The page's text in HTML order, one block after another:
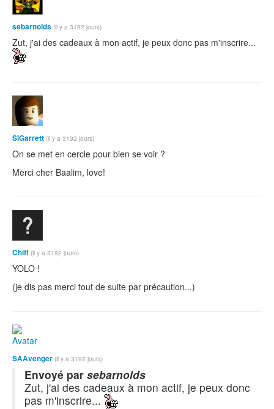
sebarnolds (il y a 3192 jours)
Zut, j'ai des cadeaux à mon actif, je peux donc pas m'inscrire...
SiGarrett (il y a 3192 jours)
On se met en cercle pour bien se voir ?
Merci cher Baalim, love!
Chiff (il y a 3192 jours)
YOLO !
(je dis pas merci tout de suite par précaution...)
SAAvenger (il y a 3192 jours)
Envoyé par sebarnolds
Zut, j'ai des cadeaux à mon actif, je peux donc
pas m'inscrire...